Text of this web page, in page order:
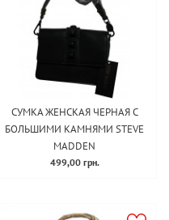
СУМКА ЖЕНСКАЯ ЧЕРНАЯ С
БОЛЬШИМИ КАМНЯМИ STEVE
MADDEN
499,00 грн.